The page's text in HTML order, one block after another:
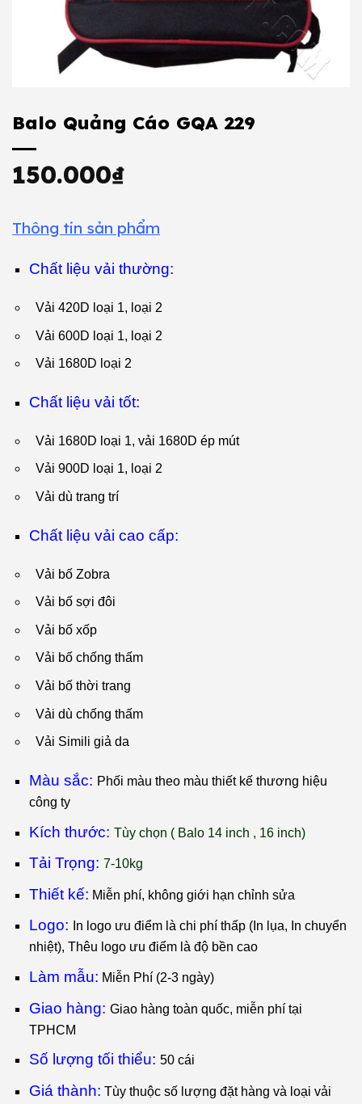
Balo Quảng Cáo GQA 229
150.000₫
Thông tin sản phẩm
Chất liệu vải thường:
Vải 420D loại 1, loại 2
Vải 600D loại 1, loại 2
Vải 1680D loại 2
Chất liệu vải tốt:
Vải 1680D loại 1, vải 1680D ép mút
Vải 900D loại 1, loại 2
Vải dù trang trí
Chất liệu vải cao cấp:
Vải bố Zobra
Vải bố sợi đôi
Vải bố xốp
Vải bố chống thấm
Vải bố thời trang
Vải dù chống thấm
Vải Simili giả da
Màu sắc: Phối màu theo màu thiết kế thương hiệu
công ty
Kích thước: Tùy chọn ( Balo 14 inch , 16 inch)
Tải Trọng: 7-10kg
Thiết kế: Miễn phí, không giới hạn chỉnh sửa
Logo:
n logo ưu điểm là chi phí thấp (In lụa, In chuyển
nhiệt), Thêu logo ưu điểm là độ bền cao
Làm mẫu: Miễn Phí (2-3 ngày)
Giao hàng: Giao hàng toàn quốc, miễn phí tại
TPHCM
Số lượng tối thiểu: 50 cái
Giá thành: Tùy thuộc số lượng đặt hàng và loại vải